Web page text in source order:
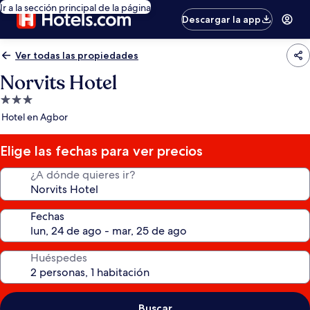
Ir a la sección principal de la página
Descargar la app
Ver todas las propiedades
Norvits Hotel
Propiedad
de
estrellas
Hotel en Agbor
Elige las fechas para ver precios
¿A dónde quieres ir?
Fechas
Huéspedes